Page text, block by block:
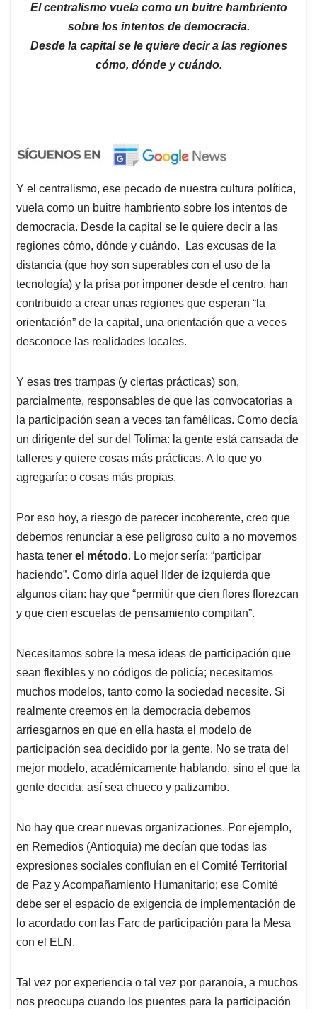
El centralismo vuela como un buitre hambriento
sobre los intentos de democracia.
Desde la capital se le quiere decir a las regiones
cómo, dónde y cuándo.
Y el centralismo, ese pecado de nuestra cultura política,
vuela como un buitre hambriento sobre los intentos de
democracia. Desde la capital se le quiere decir a las
regiones cómo, dónde y cuándo. Las excusas de la
distancia (que hoy son superables con el uso de la
tecnología) y la prisa por imponer desde el centro, han
contribuido a crear unas regiones que esperan “la
orientación” de la capital, una orientación que a veces
desconoce las realidades locales.
Y esas tres trampas (y ciertas prácticas) son,
parcialmente, responsables de que las convocatorias a
la participación sean a veces tan famélicas. Como decía
un dirigente del sur del Tolima: la gente está cansada de
talleres y quiere cosas más prácticas. A lo que yo
agregaría: o cosas más propias.
Por eso hoy, a riesgo de parecer incoherente, creo que
debemos renunciar a ese peligroso culto a no movernos
hasta tener el método. Lo mejor sería: “participar
haciendo”. Como diría aquel líder de izquierda que
algunos citan: hay que “permitir que cien flores florezcan
y que cien escuelas de pensamiento compitan”.
Necesitamos sobre la mesa ideas de participación que
sean flexibles y no códigos de policía; necesitamos
muchos modelos, tanto como la sociedad necesite. Si
realmente creemos en la democracia debemos
arriesgarnos en que en ella hasta el modelo de
participación sea decidido por la gente. No se trata del
mejor modelo, académicamente hablando, sino el que la
gente decida, así sea chueco y patizambo.
No hay que crear nuevas organizaciones. Por ejemplo,
en Remedios (Antioquia) me decían que todas las
expresiones sociales confluían en el Comité Territorial
de Paz y Acompañamiento Humanitario; ese Comité
debe ser el espacio de exigencia de implementación de
lo acordado con las Farc de participación para la Mesa
con el ELN.
Tal vez por experiencia o tal vez por paranoia, a muchos
nos preocupa cuando los puentes para la participación